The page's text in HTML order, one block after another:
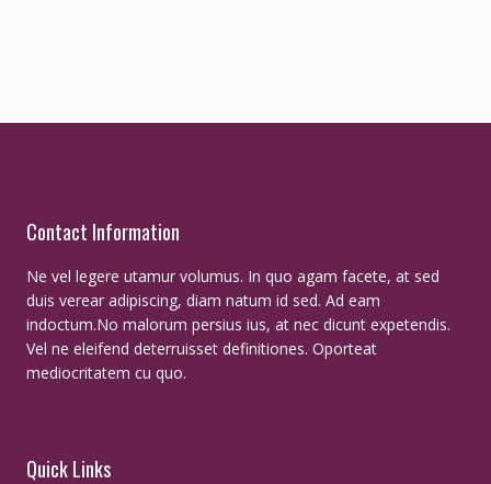
Contact Information
Ne vel legere utamur volumus. In quo agam facete, at sed
duis verear adipiscing, diam natum id sed. Ad eam
indoctum.No malorum persius ius, at nec dicunt expetendis.
Vel ne eleifend deterruisset definitiones. Oporteat
mediocritatem cu quo.
Quick Links